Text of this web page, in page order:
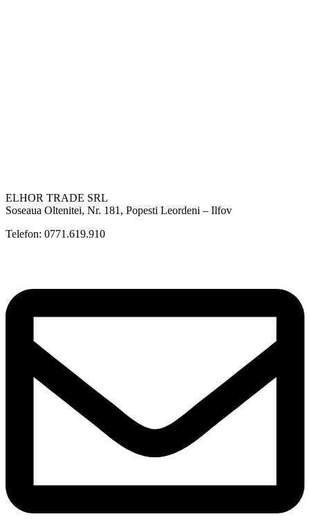
ELHOR TRADE SRL
Soseaua Oltenitei, Nr. 181, Popesti Leordeni – Ilfov
Telefon: 0771.619.910